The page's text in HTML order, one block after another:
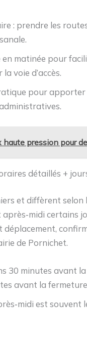
: prendre les
en matinée pour
voie d’accès.
pour
haute pression pour
détaillés +
et diffèrent
certains
de Pornichet.
30 minutes avant
avant la
est